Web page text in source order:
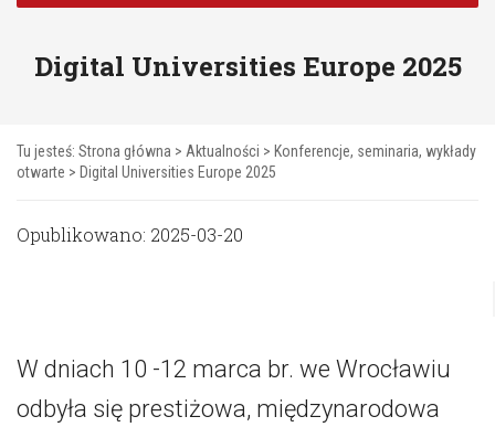
Digital Universities Europe 2025
Tu jesteś: Strona główna > Aktualności > Konferencje, seminaria, wykłady
otwarte > Digital Universities Europe 2025
Opublikowano: 2025-03-20
W dniach 10 -12 marca br. we Wrocławiu
odbyła się prestiżowa, międzynarodowa